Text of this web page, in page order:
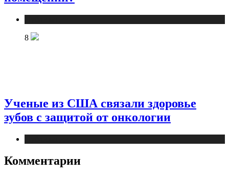
8
Ученые из США связали здоровье
зубов с защитой от онкологии
Комментарии